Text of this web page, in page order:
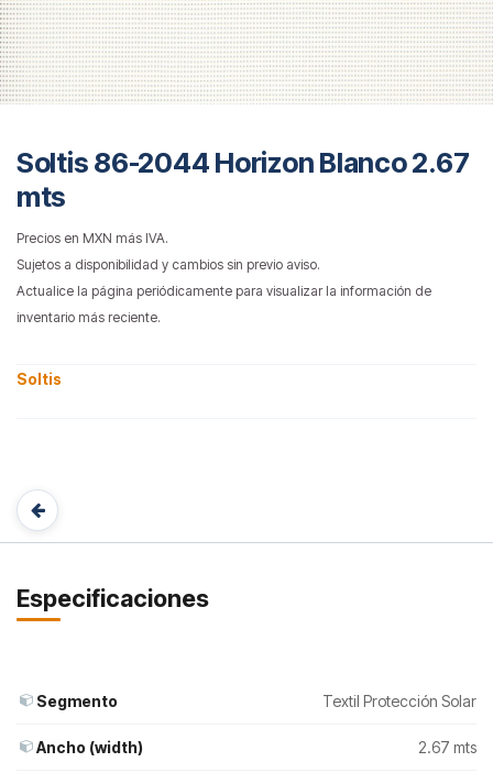
Soltis 86-2044 Horizon Blanco 2.67
mts
Precios en MXN más IVA.
Sujetos a disponibilidad y cambios sin previo aviso.
Actualice la página periódicamente para visualizar la información de
inventario más reciente.
Soltis
Especificaciones
Segmento Textil Protección Solar
Ancho (width) 2.67 mts